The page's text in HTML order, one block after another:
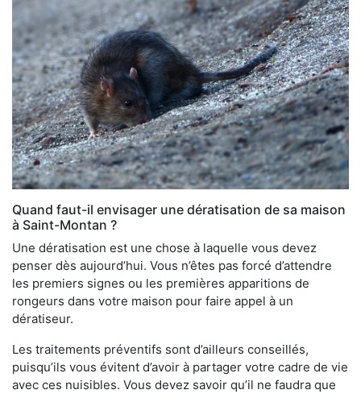
Quand faut-il envisager une dératisation de sa maison
à Saint-Montan ?
Une dératisation est une chose à laquelle vous devez
penser dès aujourd’hui. Vous n’êtes pas forcé d’attendre
les premiers signes ou les premières apparitions de
rongeurs dans votre maison pour faire appel à un
dératiseur.
Les traitements préventifs sont d’ailleurs conseillés,
puisqu’ils vous évitent d’avoir à partager votre cadre de vie
avec ces nuisibles. Vous devez savoir qu’il ne faudra que